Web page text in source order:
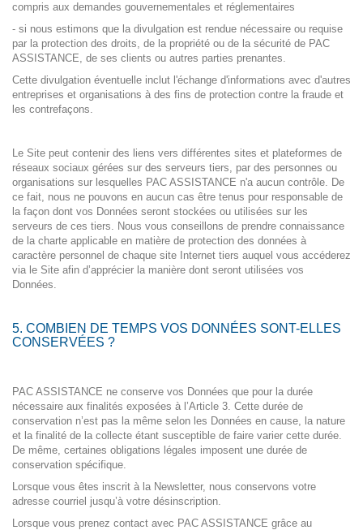
compris aux demandes gouvernementales et réglementaires
- si nous estimons que la divulgation est rendue nécessaire ou requise
par la protection des droits, de la propriété ou de la sécurité de PAC
ASSISTANCE, de ses clients ou autres parties prenantes.
Cette divulgation éventuelle inclut l'échange d'informations avec d'autres
entreprises et organisations à des fins de protection contre la fraude et
les contrefaçons.
Le Site peut contenir des liens vers différentes sites et plateformes de
réseaux sociaux gérées sur des serveurs tiers, par des personnes ou
organisations sur lesquelles PAC ASSISTANCE n'a aucun contrôle. De
ce fait, nous ne pouvons en aucun cas être tenus pour responsable de
la façon dont vos Données seront stockées ou utilisées sur les
serveurs de ces tiers. Nous vous conseillons de prendre connaissance
de la charte applicable en matière de protection des données à
caractère personnel de chaque site Internet tiers auquel vous accéderez
via le Site afin d’apprécier la manière dont seront utilisées vos
Données.
5. COMBIEN DE TEMPS VOS DONNÉES SONT-ELLES
CONSERVÉES ?
PAC ASSISTANCE ne conserve vos Données que pour la durée
nécessaire aux finalités exposées à l’Article 3. Cette durée de
conservation n’est pas la même selon les Données en cause, la nature
et la finalité de la collecte étant susceptible de faire varier cette durée.
De même, certaines obligations légales imposent une durée de
conservation spécifique.
Lorsque vous êtes inscrit à la Newsletter, nous conservons votre
adresse courriel jusqu’à votre désinscription.
Lorsque vous prenez contact avec PAC ASSISTANCE grâce au